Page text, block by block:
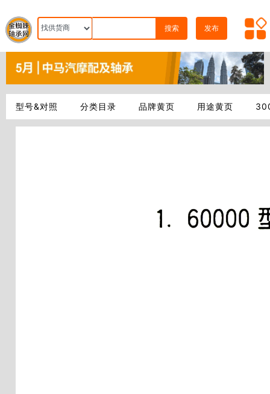
搜索 发布
型号&对照 分类目录 品牌黄页 用途黄页